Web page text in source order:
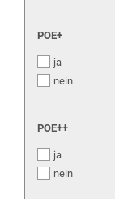
POE+
POE+
ja
nein
POE++
POE++
ja
nein